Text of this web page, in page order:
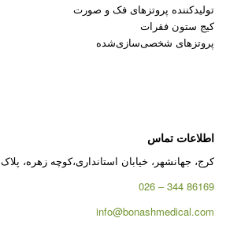
تولیدکننده پروتزهای فک و صورت
کیج ستون فقرات
پروتزهای شخصی‌سازی‌شده
اطلاعات تماس
کرج، جهانشهر، خیابان استانداری،کوچه زهره، پلاک 37
86169 344 – 026
info@bonashmedical.com